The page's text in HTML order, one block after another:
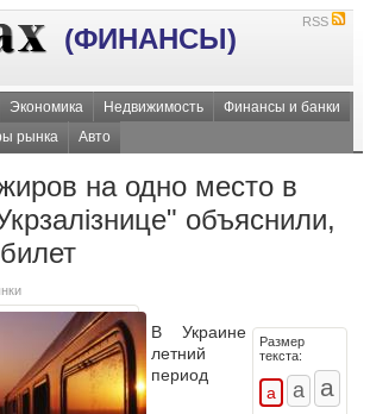
(ФИНАНСЫ)
RSS
Экономика Недвижимость
Финансы и банки
рынка Авто
на одно место в
объяснили,
Размер
текста:
В Украине
летний
период